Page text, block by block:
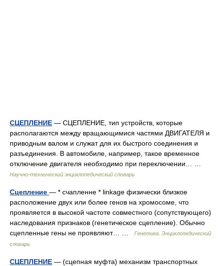
СЦЕПЛЕНИЕ — СЦЕПЛЕНИЕ, тип устройств, которые
располагаются между вращающимися частями ДВИГАТЕЛЯ и
приводным валом и служат для их быстрого соединения и
разъединения. В автомобиле, например, такое временное
отключение двигателя необходимо при переключении… …
Научно-технический энциклопедический словарь
Сцепление — * счапленне * linkage физически близкое
расположение двух или более генов на хромосоме, что
проявляется в высокой частоте совместного (сопутствующего)
наследования признаков (генетическое сцепление). Обычно
сцепленные гены не проявляют… …
Генетика. Энциклопедический
словарь
СЦЕПЛЕНИЕ — (сцепная муфта) механизм транспортных